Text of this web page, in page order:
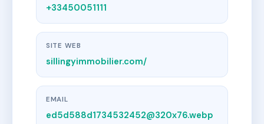
+33450051111
SITE WEB
sillingyimmobilier.com/
EMAIL
ed5d588d1734532452@320x76.webp